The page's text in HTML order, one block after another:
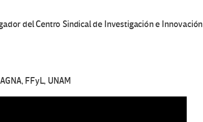
del Centro Sindical de Investigación e Innovación
FFyL, UNAM